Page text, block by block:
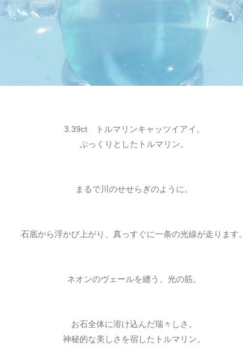
3.39ct トルマリンキャッツイアイ。
ぷっくりとしたトルマリン。
まるで川のせせらぎのように。
石底から浮かび上がり、真っすぐに一条の光線が走ります。
ネオンのヴェールを纏う、光の筋。
お石全体に溶け込んだ瑞々しさ。
神秘的な美しさを宿したトルマリン。